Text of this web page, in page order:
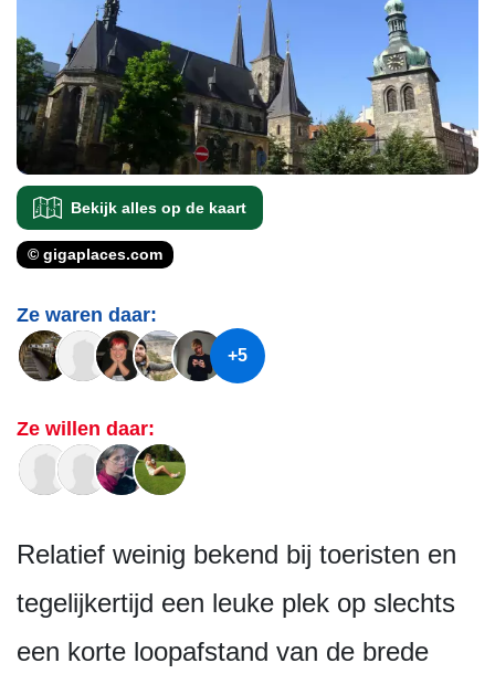
Bekijk alles op de kaart
© gigaplaces.com
Ze waren daar:
+5
Ze willen daar:
Relatief weinig bekend bij toeristen en
tegelijkertijd een leuke plek op slechts
een korte loopafstand van de brede